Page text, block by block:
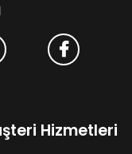
Hizmetleri